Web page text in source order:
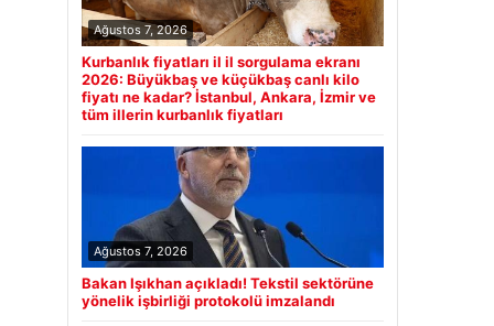
Ağustos 7, 2026
Kurbanlık fiyatları il il sorgulama ekranı
2026: Büyükbaş ve küçükbaş canlı kilo
fiyatı ne kadar? İstanbul, Ankara, İzmir ve
tüm illerin kurbanlık fiyatları
Ağustos 7, 2026
Bakan Işıkhan açıkladı! Tekstil sektörüne
yönelik işbirliği protokolü imzalandı